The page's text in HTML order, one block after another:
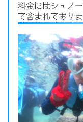
料金にはシュノ
て含まれており